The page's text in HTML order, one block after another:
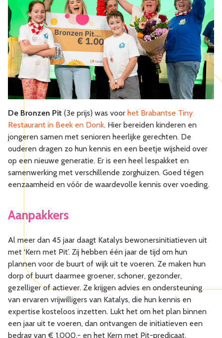
De Bronzen Pit (3e prijs) was voor het Brabantse Tiny
Restaurant in Beek en Donk. Hier bereiden kinderen en
jongeren samen met senioren heerlijke gerechten. De
ouderen dragen zo hun kennis en een beetje wijsheid over
op een nieuwe generatie. Er is een heel lespakket en
samenwerking met verschillende zorghuizen. Goed tégen
eenzaamheid en vóór de waardevolle kennis over voeding.
Aanpakkers
Al meer dan 45 jaar daagt Katalys bewonersinitiatieven uit
met ‘Kern met Pit’. Zij hebben één jaar de tijd om hun
plannen voor de buurt of wijk uit te voeren. Ze maken hun
dorp of buurt daarmee groener, schoner, gezonder,
gezelliger of actiever. Ze krijgen advies en ondersteuning
van ervaren vrijwilligers van Katalys, die hun kennis en
expertise kosteloos inzetten. Lukt het om het plan binnen
een jaar uit te voeren, dan ontvangen de initiatieven een
bedrag van € 1.000,- en het Kern met Pit-predicaat.